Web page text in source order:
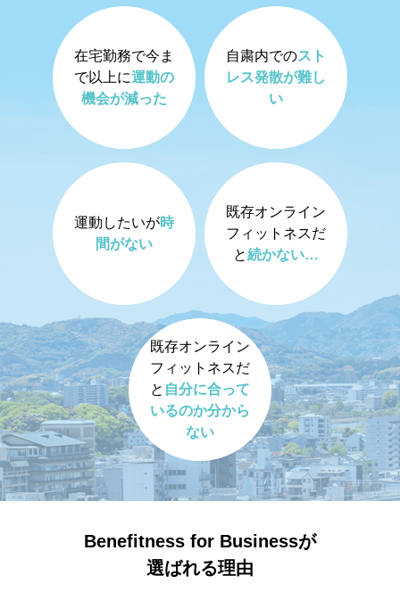
在宅勤務で今ま
で以上に運動の
機会が減った
自粛内でのスト
レス発散が難し
い
運動したいが時
間がない
既存オンライン
フィットネスだ
と続かない…
既存オンライン
フィットネスだ
と 自分に合って
いるのか分から
ない
Benefitness for Businessが
選ばれる理由